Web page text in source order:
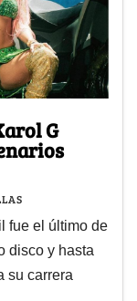
G
fue el último de
disco y hasta
su carrera